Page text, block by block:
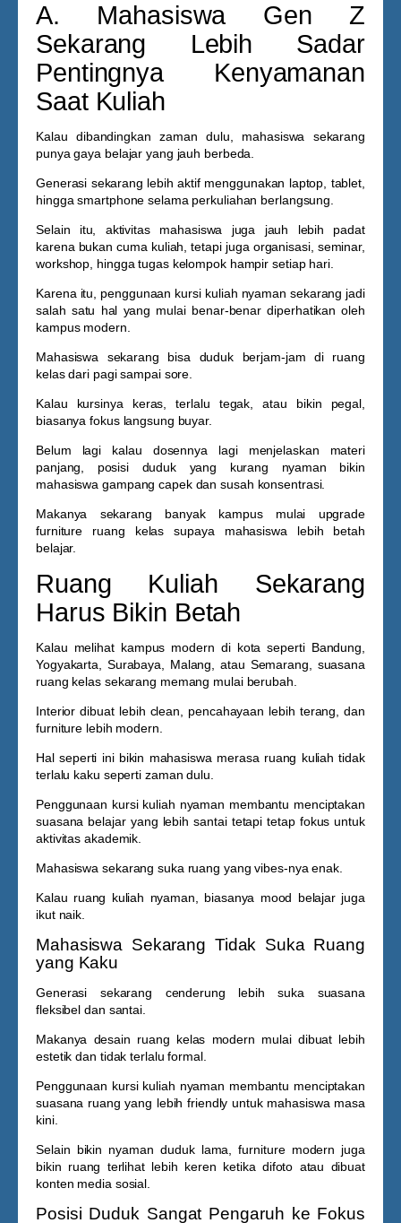
A. Mahasiswa Gen Z
Sekarang Lebih Sadar
Pentingnya Kenyamanan
Saat Kuliah
Kalau dibandingkan zaman dulu, mahasiswa sekarang
punya gaya belajar yang jauh berbeda.
Generasi sekarang lebih aktif menggunakan laptop, tablet,
hingga smartphone selama perkuliahan berlangsung.
Selain itu, aktivitas mahasiswa juga jauh lebih padat
karena bukan cuma kuliah, tetapi juga organisasi, seminar,
workshop, hingga tugas kelompok hampir setiap hari.
Karena itu, penggunaan kursi kuliah nyaman sekarang jadi
salah satu hal yang mulai benar-benar diperhatikan oleh
kampus modern.
Mahasiswa sekarang bisa duduk berjam-jam di ruang
kelas dari pagi sampai sore.
Kalau kursinya keras, terlalu tegak, atau bikin pegal,
biasanya fokus langsung buyar.
Belum lagi kalau dosennya lagi menjelaskan materi
panjang, posisi duduk yang kurang nyaman bikin
mahasiswa gampang capek dan susah konsentrasi.
Makanya sekarang banyak kampus mulai upgrade
furniture ruang kelas supaya mahasiswa lebih betah
belajar.
Ruang Kuliah Sekarang
Harus Bikin Betah
Kalau melihat kampus modern di kota seperti Bandung,
Yogyakarta, Surabaya, Malang, atau Semarang, suasana
ruang kelas sekarang memang mulai berubah.
Interior dibuat lebih clean, pencahayaan lebih terang, dan
furniture lebih modern.
Hal seperti ini bikin mahasiswa merasa ruang kuliah tidak
terlalu kaku seperti zaman dulu.
Penggunaan kursi kuliah nyaman membantu menciptakan
suasana belajar yang lebih santai tetapi tetap fokus untuk
aktivitas akademik.
Mahasiswa sekarang suka ruang yang vibes-nya enak.
Kalau ruang kuliah nyaman, biasanya mood belajar juga
ikut naik.
Mahasiswa Sekarang Tidak Suka Ruang
yang Kaku
Generasi sekarang cenderung lebih suka suasana
fleksibel dan santai.
Makanya desain ruang kelas modern mulai dibuat lebih
estetik dan tidak terlalu formal.
Penggunaan kursi kuliah nyaman membantu menciptakan
suasana ruang yang lebih friendly untuk mahasiswa masa
kini.
Selain bikin nyaman duduk lama, furniture modern juga
bikin ruang terlihat lebih keren ketika difoto atau dibuat
konten media sosial.
Posisi Duduk Sangat Pengaruh ke Fokus